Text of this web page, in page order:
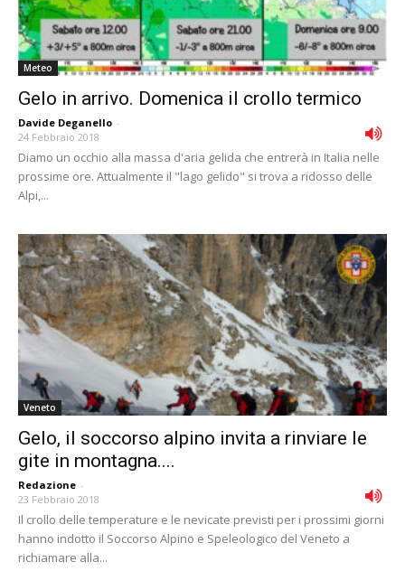
Meteo
Gelo in arrivo. Domenica il crollo termico
Davide Deganello -
24 Febbraio 2018
Diamo un occhio alla massa d'aria gelida che entrerà in Italia nelle
prossime ore. Attualmente il "lago gelido" si trova a ridosso delle
Alpi,...
Veneto
Gelo, il soccorso alpino invita a rinviare le
gite in montagna....
Redazione -
23 Febbraio 2018
Il crollo delle temperature e le nevicate previsti per i prossimi giorni
hanno indotto il Soccorso Alpino e Speleologico del Veneto a
richiamare alla...